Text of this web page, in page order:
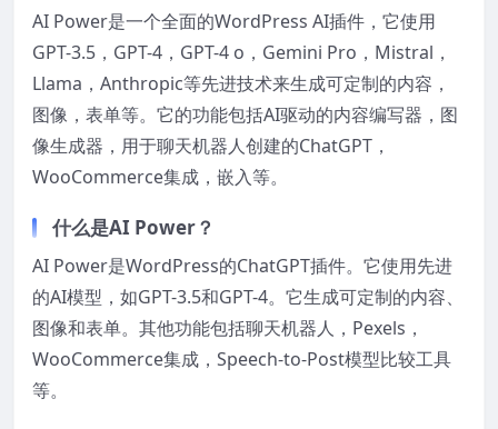
AI Power是一个全面的WordPress AI插件，它使用
GPT-3.5，GPT-4，GPT-4 o，Gemini Pro，Mistral，
Llama，Anthropic等先进技术来生成可定制的内容，
图像，表单等。它的功能包括AI驱动的内容编写器，图
像生成器，用于聊天机器人创建的ChatGPT，
WooCommerce集成，嵌入等。
什么是AI Power？
AI Power是WordPress的ChatGPT插件。它使用先进
的AI模型，如GPT-3.5和GPT-4。它生成可定制的内容、
图像和表单。其他功能包括聊天机器人，Pexels，
WooCommerce集成，Speech-to-Post模型比较工具
等。